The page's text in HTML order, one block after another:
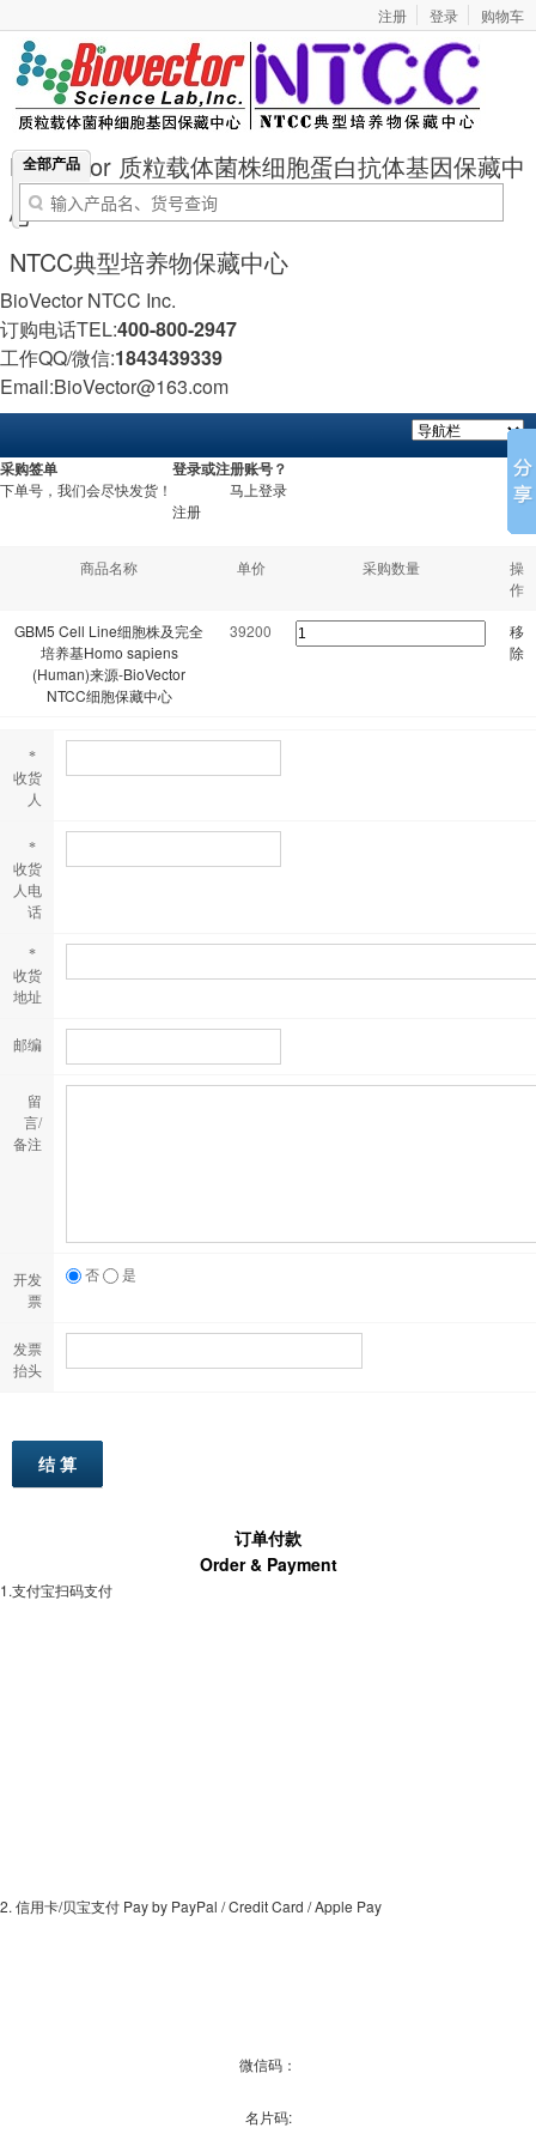
注册 登录 购物车
BioVector 质粒载体菌株细胞蛋白抗体基因保藏中
心
NTCC典型培养物保藏中心
全部产品
BioVector NTCC Inc.
订购电话TEL:400-800-2947
工作QQ/微信:1843439339
Email:BioVector@163.com
采购签单
下单号，我们会尽快发货！
登录或注册账号？
马上登录
注册
商品名称 单价 采购数量
操
作
GBM5 Cell Line细胞株及完全
培养基Homo sapiens
(Human)来源-BioVector
NTCC细胞保藏中心
39200
移
除
*
收货
人
*
收货
人电
话
*
收货
地址
邮编
留
言/
备注
开发
票
否 是
发票
抬头
订单付款
Order & Payment
1.支付宝扫码支付
2. 信用卡/贝宝支付 Pay by PayPal / Credit Card / Apple Pay
微信码：
名片码: